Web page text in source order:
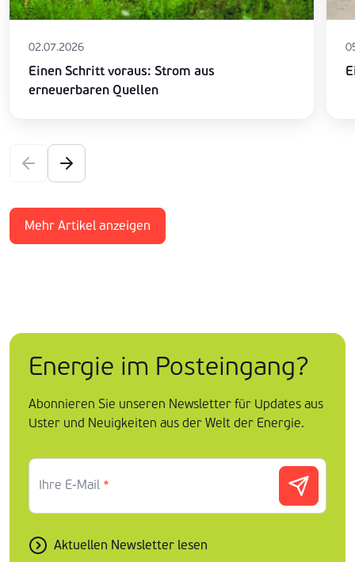
02.07.2026
Einen Schritt voraus: Strom aus
erneuerbaren Quellen
Mehr Artikel anzeigen
Energie im Posteingang?
Abonnieren Sie unseren Newsletter für Updates aus
Uster und Neuigkeiten aus der Welt der Energie.
Ihre E-Mail *
Aktuellen Newsletter lesen